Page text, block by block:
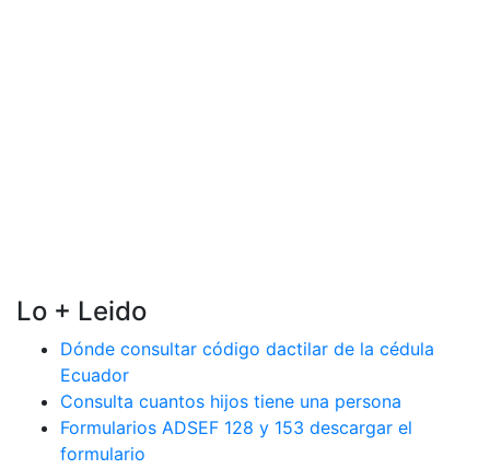
Lo + Leido
Dónde consultar código dactilar de la cédula
Ecuador
Consulta cuantos hijos tiene una persona
Formularios ADSEF 128 y 153 descargar el
formulario